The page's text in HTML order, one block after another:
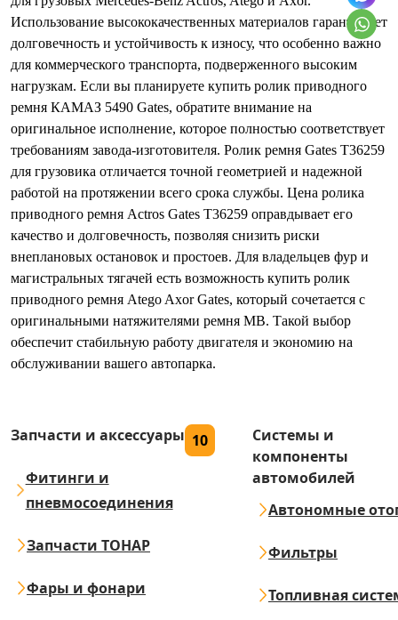
Использование высококачественных материалов гарантирует
долговечность и устойчивость к износу, что особенно важно
для коммерческого транспорта, подверженного высоким
нагрузкам. Если вы планируете купить ролик приводного
ремня КАМАЗ 5490 Gates, обратите внимание на
оригинальное исполнение, которое полностью соответствует
требованиям завода-изготовителя. Ролик ремня Gates T36259
для грузовика отличается точной геометрией и надежной
работой на протяжении всего срока службы. Цена ролика
приводного ремня Actros Gates T36259 оправдывает его
качество и долговечность, позволяя снизить риски
внеплановых остановок и простоев. Для владельцев фур и
магистральных тягачей есть возможность купить ролик
приводного ремня Atego Axor Gates, который сочетается с
оригинальными натяжителями ремня MB. Такой выбор
обеспечит стабильную работу двигателя и экономию на
обслуживании вашего автопарка.
Запчасти и аксессуары 10
Фитинги и
пневмосоединения
Запчасти ТОНАР
Фары и фонари
Системы и
компоненты
автомобилей
Автономные
Фильтры
Топливная